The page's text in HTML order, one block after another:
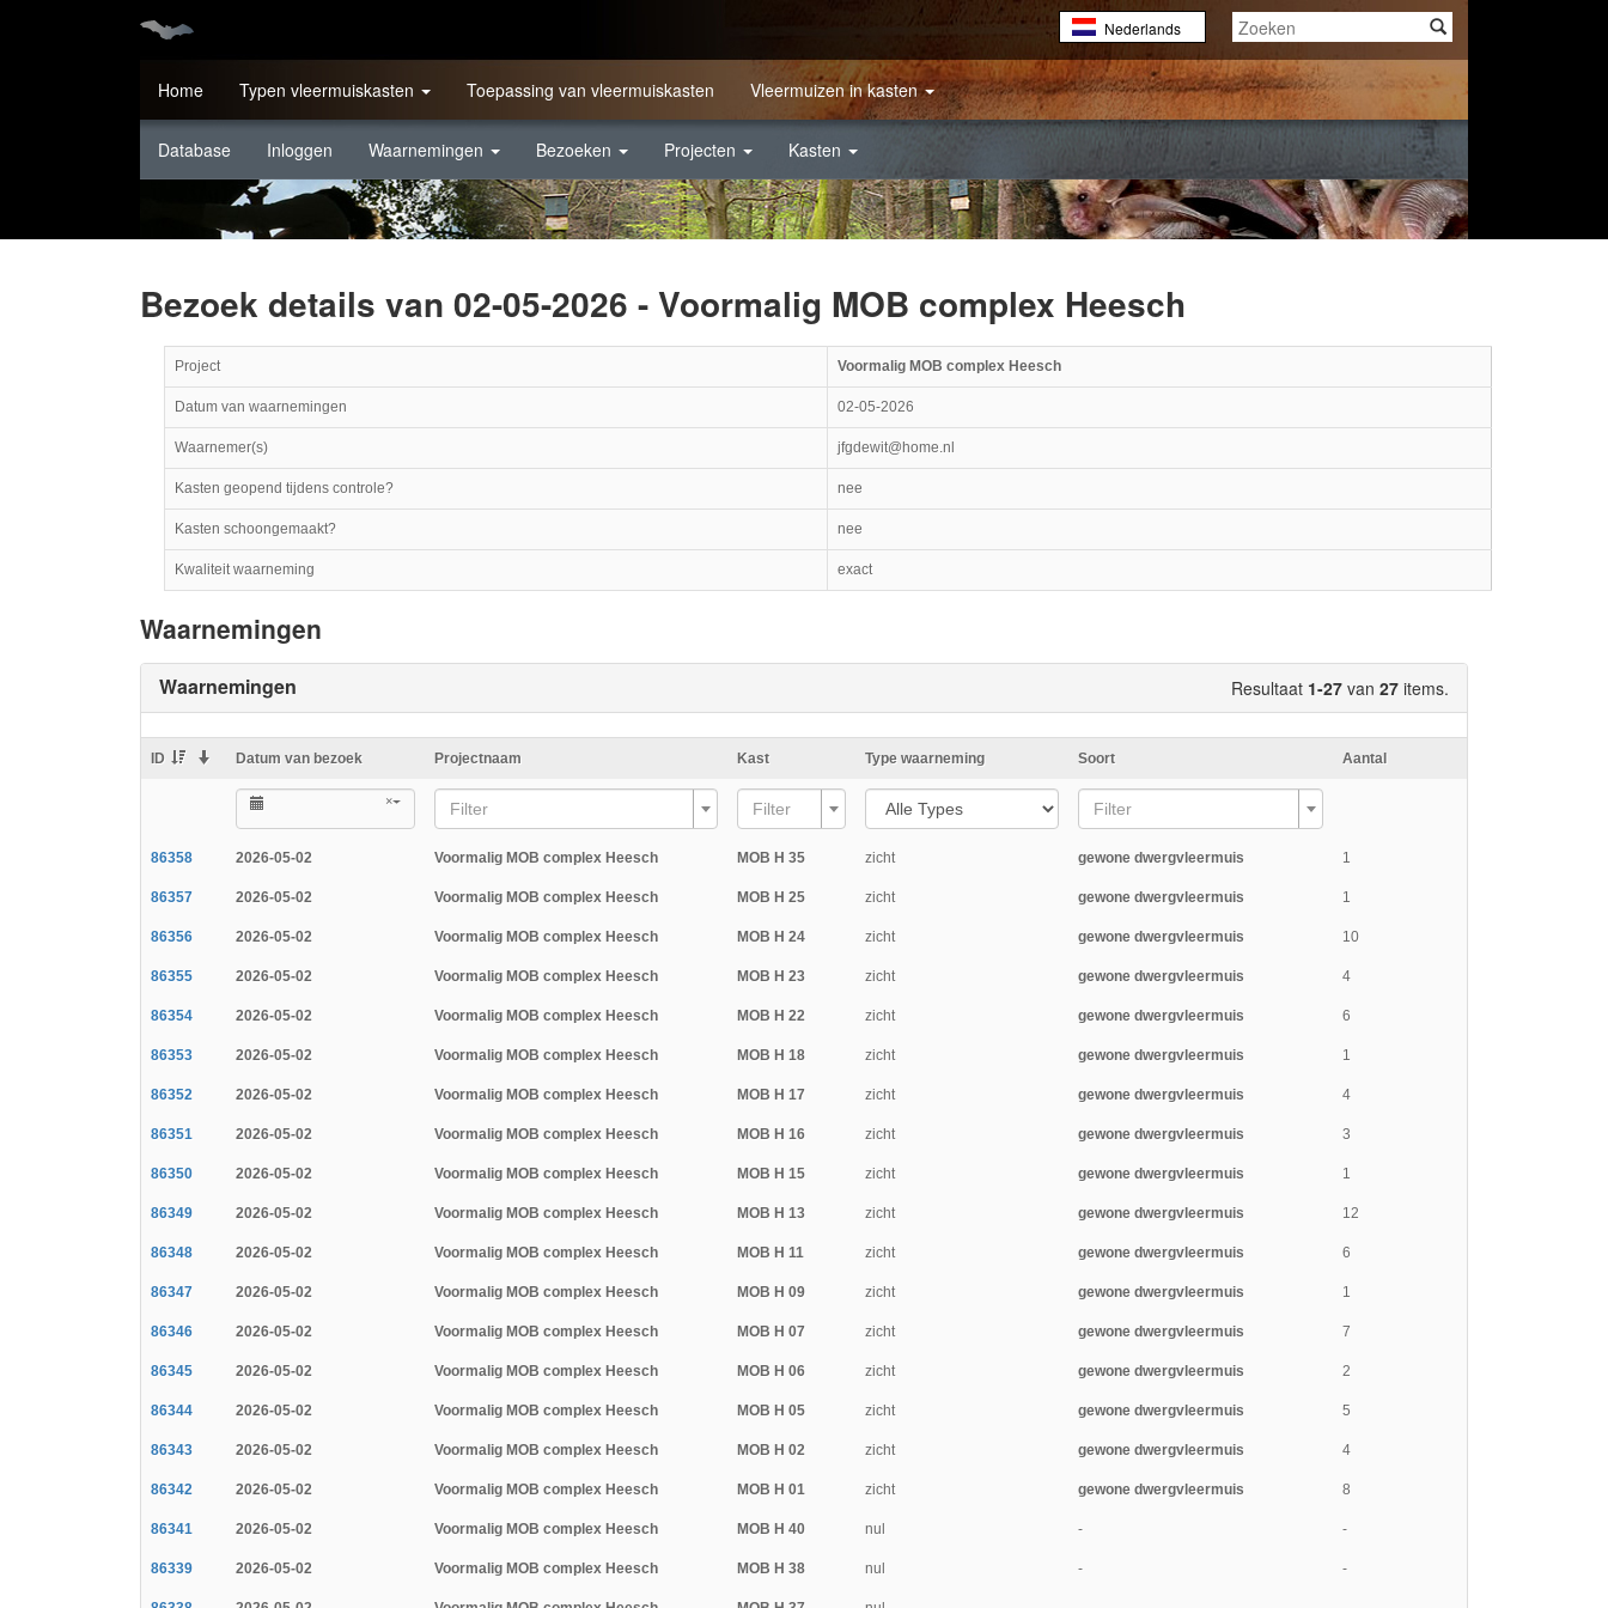
Nederlands
English
Français
Home Typen vleermuiskasten Toepassing van vleermuiskasten Vleermuizen in kasten
Database Inloggen Waarnemingen Bezoeken Projecten Kasten
Bezoek details van 02-05-2026 - Voormalig MOB complex Heesch
Project Voormalig MOB complex Heesch
Datum van waarnemingen 02-05-2026
Waarnemer(s) jfgdewit@home.nl
Kasten geopend tijdens controle? nee
Kasten schoongemaakt? nee
Kwaliteit waarneming exact
Waarnemingen
Resultaat 1-27 van 27 items.
Waarnemingen
ID Datum van bezoek Projectnaam Kast Type waarneming Soort Aantal
× Filter Filter Filter
86358 2026-05-02 Voormalig MOB complex Heesch MOB H 35 zicht gewone dwergvleermuis 1
86357 2026-05-02 Voormalig MOB complex Heesch MOB H 25 zicht gewone dwergvleermuis 1
86356 2026-05-02 Voormalig MOB complex Heesch MOB H 24 zicht gewone dwergvleermuis 10
86355 2026-05-02 Voormalig MOB complex Heesch MOB H 23 zicht gewone dwergvleermuis 4
86354 2026-05-02 Voormalig MOB complex Heesch MOB H 22 zicht gewone dwergvleermuis 6
86353 2026-05-02 Voormalig MOB complex Heesch MOB H 18 zicht gewone dwergvleermuis 1
86352 2026-05-02 Voormalig MOB complex Heesch MOB H 17 zicht gewone dwergvleermuis 4
86351 2026-05-02 Voormalig MOB complex Heesch MOB H 16 zicht gewone dwergvleermuis 3
86350 2026-05-02 Voormalig MOB complex Heesch MOB H 15 zicht gewone dwergvleermuis 1
86349 2026-05-02 Voormalig MOB complex Heesch MOB H 13 zicht gewone dwergvleermuis 12
86348 2026-05-02 Voormalig MOB complex Heesch MOB H 11 zicht gewone dwergvleermuis 6
86347 2026-05-02 Voormalig MOB complex Heesch MOB H 09 zicht gewone dwergvleermuis 1
86346 2026-05-02 Voormalig MOB complex Heesch MOB H 07 zicht gewone dwergvleermuis 7
86345 2026-05-02 Voormalig MOB complex Heesch MOB H 06 zicht gewone dwergvleermuis 2
86344 2026-05-02 Voormalig MOB complex Heesch MOB H 05 zicht gewone dwergvleermuis 5
86343 2026-05-02 Voormalig MOB complex Heesch MOB H 02 zicht gewone dwergvleermuis 4
86342 2026-05-02 Voormalig MOB complex Heesch MOB H 01 zicht gewone dwergvleermuis 8
86341 2026-05-02 Voormalig MOB complex Heesch MOB H 40 nul - -
86339 2026-05-02 Voormalig MOB complex Heesch MOB H 38 nul - -